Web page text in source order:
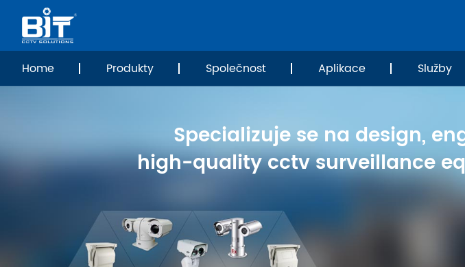
Home Produkty Společnost Aplikace Služby
Specializuje se na design,
high-quality cctv surveillance